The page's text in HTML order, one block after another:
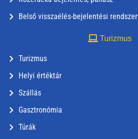
Belső visszaélés-bejelentési rendszer
Turizmus
Turizmus
Helyi értéktár
Szállás
Gasztronómia
Túrák